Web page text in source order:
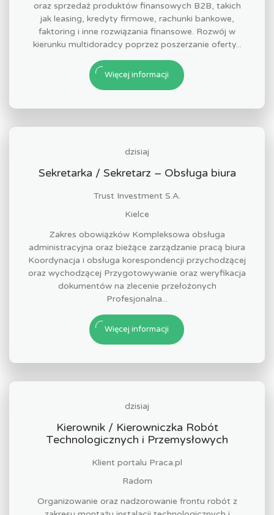
oraz sprzedaż produktów finansowych B2B, takich
jak leasing, kredyty firmowe, rachunki bankowe,
faktoring i inne rozwiązania finansowe. Rozwój w
kierunku multidoradcy poprzez poszerzanie oferty...
Więcej informacji
dzisiaj
Sekretarka / Sekretarz – Obsługa biura
Trust Investment S.A.
Kielce
Zakres obowiązków Kompleksowa obsługa
administracyjna oraz bieżące zarządzanie pracą biura
Koordynacja i obsługa korespondencji przychodzącej
oraz wychodzącej Przygotowywanie oraz weryfikacja
dokumentów na zlecenie przełożonych
Profesjonalna...
Więcej informacji
dzisiaj
Kierownik / Kierowniczka Robót
Technologicznych i Przemysłowych
Klient portalu Praca.pl
Radom
Organizowanie oraz nadzorowanie frontu robót z